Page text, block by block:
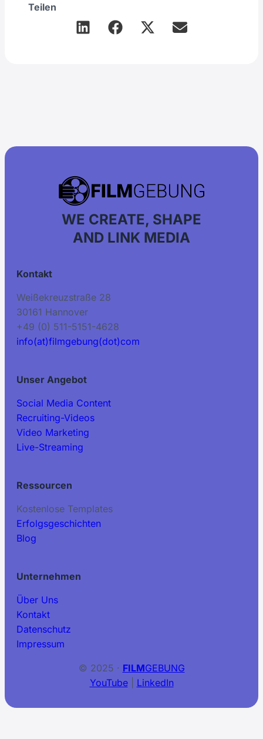
Teilen
WE CREATE, SHAPE
AND LINK MEDIA
Kontakt
Weißekreuzstraße 28
30161 Hannover
+49 (0) 511-5151-4628
info(at)filmgebung(dot)com
Unser Angebot
Social Media Content
Recruiting-Videos
Video Marketing
Live-Streaming
Ressourcen
Kostenlose Templates
Erfolgsgeschichten
Blog
Unternehmen
Über Uns
Kontakt
Datenschutz
Impressum
© 2025 · FILMGEBUNG
YouTube| LinkedIn